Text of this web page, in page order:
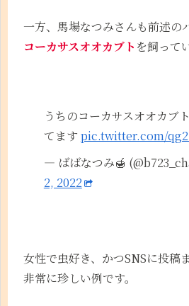
一方、馬場なつみさんも前述の
コーカサスオオカブト を飼って
うちのコーカサスオオカブ
てます pic.twitter.com/
— ばばなつみ🍯
2, 2022
女性で虫好き、かつSNSに投稿
非常に珍しい例です。